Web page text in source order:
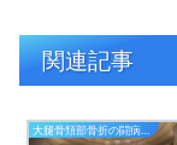
関連記事
大腿骨頚部骨折の闘病日記